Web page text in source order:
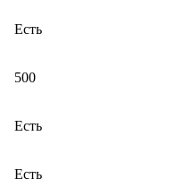
Есть
500
Есть
Есть